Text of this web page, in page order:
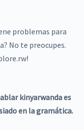
problemas para
No te preocupes.
kinyarwanda es
en la gramática.